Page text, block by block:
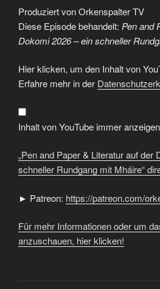
Produziert von Orkenspalter TV
Diese Episode behandelt: Pen and
Dokomi 2026 – ein schneller
„Pen
and
Paper
&
auf
der
Dokomi
2026
ein
schneller
Rundgang
mit
von
YouTube
Hier klicken, um den Inhalt von
Erfahre mehr in der
Inhalt von YouTube immer anzeigen
„Pen and Paper & Literatur auf der
schneller Rundgang mit Mháire“
► Patreon: https://patreon.com/
Für mehr Informationen oder um
anzuschauen, hier klicken!